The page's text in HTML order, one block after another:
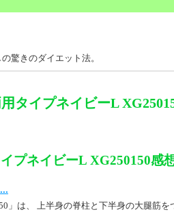
驚きのダイエット法。
タイプネイビーL
プネイビーL XG250150感
」は、 上半身の脊柱と下半身の大腿筋を